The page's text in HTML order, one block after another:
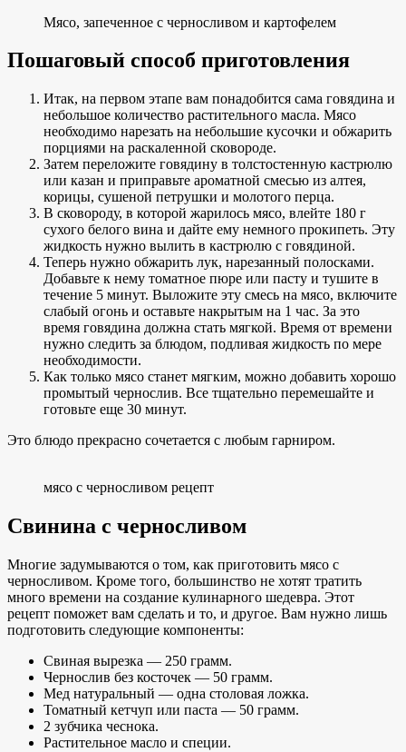
Мясо, запеченное с черносливом и картофелем
Пошаговый способ приготовления
Итак, на первом этапе вам понадобится сама говядина и
небольшое количество растительного масла. Мясо
необходимо нарезать на небольшие кусочки и обжарить
порциями на раскаленной сковороде.
Затем переложите говядину в толстостенную кастрюлю
или казан и приправьте ароматной смесью из алтея,
корицы, сушеной петрушки и молотого перца.
В сковороду, в которой жарилось мясо, влейте 180 г
сухого белого вина и дайте ему немного прокипеть. Эту
жидкость нужно вылить в кастрюлю с говядиной.
Теперь нужно обжарить лук, нарезанный полосками.
Добавьте к нему томатное пюре или пасту и тушите в
течение 5 минут. Выложите эту смесь на мясо, включите
слабый огонь и оставьте накрытым на 1 час. За это
время говядина должна стать мягкой. Время от времени
нужно следить за блюдом, подливая жидкость по мере
необходимости.
Как только мясо станет мягким, можно добавить хорошо
промытый чернослив. Все тщательно перемешайте и
готовьте еще 30 минут.
Это блюдо прекрасно сочетается с любым гарниром.
мясо с черносливом рецепт
Свинина с черносливом
Многие задумываются о том, как приготовить мясо с
черносливом. Кроме того, большинство не хотят тратить
много времени на создание кулинарного шедевра. Этот
рецепт поможет вам сделать и то, и другое. Вам нужно лишь
подготовить следующие компоненты:
Свиная вырезка — 250 грамм.
Чернослив без косточек — 50 грамм.
Мед натуральный — одна столовая ложка.
Томатный кетчуп или паста — 50 грамм.
2 зубчика чеснока.
Растительное масло и специи.